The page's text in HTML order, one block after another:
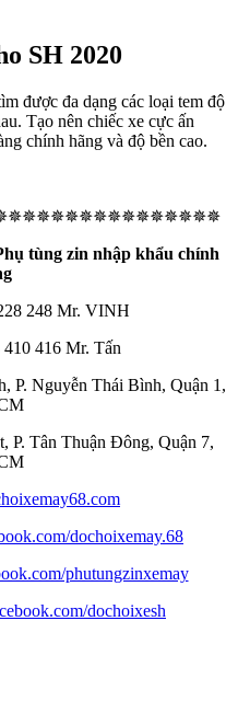
SH 2020
được đa dạng các loại tem độ
Tạo nên chiếc xe cực ấn
chính hãng và độ bền cao.
tùng zin nhập khẩu chính
248 Mr. VINH
416 Mr. Tấn
P. Nguyễn Thái Bình, Quận 1,
P. Tân Thuận Đông, Quận 7,
dochoixemay.68
phutungzinxemay
dochoixesh